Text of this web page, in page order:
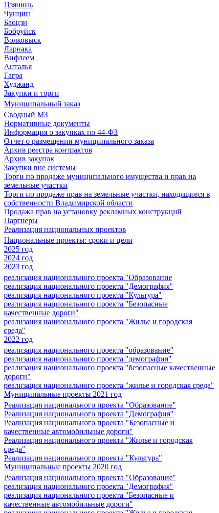
Цзянинь
Чунцин
Баоцзи
Бобруйск
Волковыск
Ларнака
Вифлеем
Анталья
Гагра
Худжанд
Закупки и торги
Муниципальный заказ
Сводный МЗ
Нормативные документы
Информация о закупках по 44-ФЗ
Отчет о размещении муниципального заказа
Архив реестра контрактов
Архив закупок
Закупки вне системы
Торги по продаже муниципального имущества и прав на
земельные участки
Торги по продаже прав на земельные участки, находящиеся в
собственности Владимирской области
Продажа прав на установку рекламных конструкций
Партнеры
Реализация национальных проектов
Национальные проекты: сроки и цели
2025 год
2024 год
2023 год
реализация национального проекта "Образование
реализация национального проекта "Демография"
реализация национального проекта "Культура"
реализация национального проекта "Безопасные
качественные дороги"
реализация национального проекта "Жилье и городская
среда"
2022 год
реализация национального проекта "образование"
реализация национального проекта "демография"
реализация национального проекта "безопасные качественные
дороги"
реализация национального проекта "жилье и городская среда"
Муниципальные проекты 2021 год
Реализация национального проекта "Образование"
Реализация национального проекта "Демография"
Реализация национального проекта "Безопасные и
качественные автомобильные дороги"
Реализация национального проекта "Жилье и городская
среда"
Реализация национального проекта "Культура"
Муниципальные проекты 2020 год
Реализация национального проекта "Образование"
реализация национального проекта "Демография"
реализация национального проекта "Безопасные и
качественные автомобильные дороги"